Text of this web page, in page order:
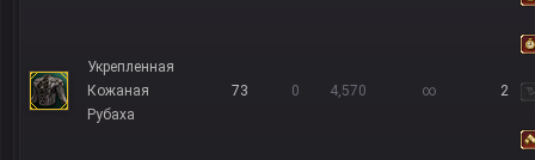
Укрепленная
Кожаная
Рубаха
73 0 4,570 ∞ 2